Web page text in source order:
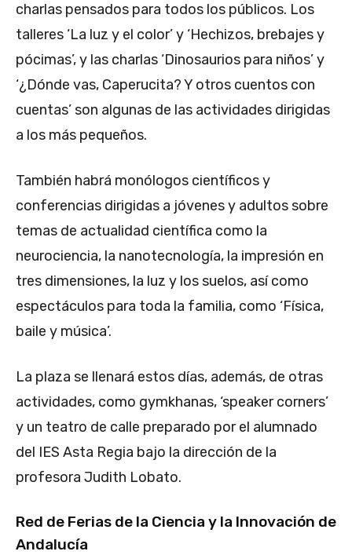
charlas pensados para todos los públicos. Los
talleres ‘La luz y el color’ y ‘Hechizos, brebajes y
pócimas’, y las charlas ‘Dinosaurios para niños’ y
‘¿Dónde vas, Caperucita? Y otros cuentos con
cuentas’ son algunas de las actividades dirigidas
a los más pequeños.
También habrá monólogos científicos y
conferencias dirigidas a jóvenes y adultos sobre
temas de actualidad científica como la
neurociencia, la nanotecnología, la impresión en
tres dimensiones, la luz y los suelos, así como
espectáculos para toda la familia, como ‘Física,
baile y música’.
La plaza se llenará estos días, además, de otras
actividades, como gymkhanas, ‘speaker corners’
y un teatro de calle preparado por el alumnado
del IES Asta Regia bajo la dirección de la
profesora Judith Lobato.
Red de Ferias de la Ciencia y la Innovación de
Andalucía